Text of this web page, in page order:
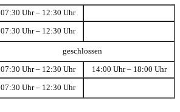
07:30 Uhr – 12:30 Uhr
07:30 Uhr – 12:30 Uhr
geschlossen
07:30 Uhr – 12:30 Uhr 14:00 Uhr – 18:00 Uhr
07:30 Uhr – 12:30 Uhr